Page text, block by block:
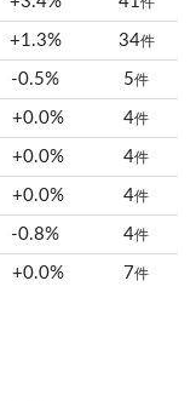
+1.3% 34件
-0.5% 5件
+0.0% 4件
+0.0% 4件
+0.0% 4件
-0.8% 4件
+0.0% 7件